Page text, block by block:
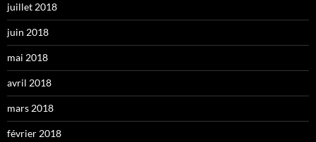
juillet 2018
juin 2018
mai 2018
avril 2018
mars 2018
février 2018